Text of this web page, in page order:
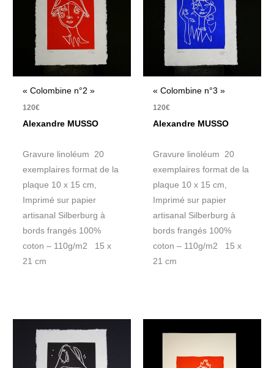
« Colombine n°2 »
120€
Alexandre MUSSO
Gravure linoléum 20
exemplaires format de la
plaque 10 x 15 cm,
Imprimé sur papier
artisanal Silberburg à
bords frangés 100%
coton – 110g/m2 15 x
21 cm
« Colombine n°3 »
120€
Alexandre MUSSO
Gravure linoléum 20
exemplaires format de la
plaque 10 x 15 cm,
Imprimé sur papier
artisanal Silberburg à
bords frangés 100%
coton – 110g/m2 15 x
21 cm